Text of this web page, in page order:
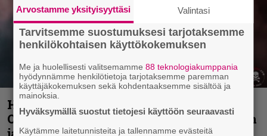
Hellsinki Metal Festival kuvina, osa 2:
Opeth, Misþyrming, Eluveitie, Triptykon
ja muita lauantain esiintyjiä
Arvostamme yksityisyyttäsi Valintasi
Tarvitsemme suostumuksesi tarjotaksemme
henkilökohtaisen käyttökokemuksen
Me ja huolellisesti valitsemamme88 teknologiakumppania
hyödynnämme henkilötietoja tarjotaksemme paremman
käyttäjäkokemuksen sekä kohdentaaksemme sisältöä ja
mainoksia.
Hyväksymällä suostut tietojesi käyttöön seuraavasti
Käytämme laitetunnisteita ja tallennamme evästeitä